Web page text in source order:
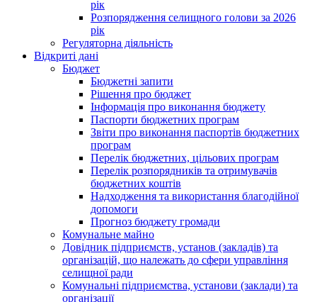
рік
Розпорядження селищного голови за 2026
рік
Регуляторна діяльність
Відкриті дані
Бюджет
Бюджетні запити
Рішення про бюджет
Інформація про виконання бюджету
Паспорти бюджетних програм
Звіти про виконання паспортів бюджетних
програм
Перелік бюджетних, цільових програм
Перелік розпорядників та отримувачів
бюджетних коштів
Надходження та використання благодійної
допомоги
Прогноз бюджету громади
Комунальне майно
Довідник підприємств, установ (закладів) та
організацій, що належать до сфери управління
селищної ради
Комунальні підприємства, установи (заклади) та
організації